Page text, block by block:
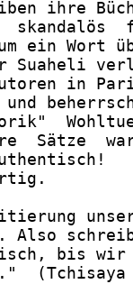
ihre
skandalös
ein Wort
Suaheli
in
Sätze
Also
bis wir
(Tchisaya